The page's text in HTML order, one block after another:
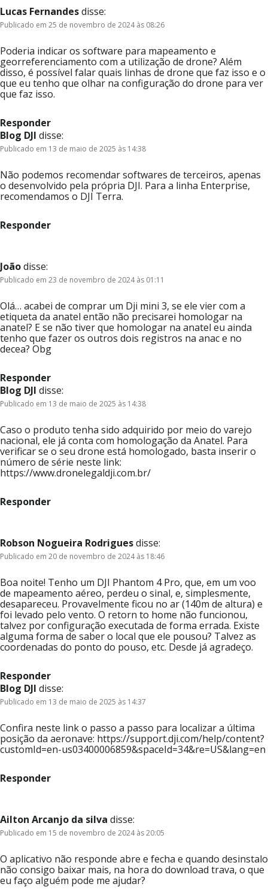
Lucas Fernandesdisse:
Publicado em 25 de novembro de 2024 às 08:26
Poderia indicar os software para mapeamento e
georreferenciamento com a utilização de drone? Além
disso, é possível falar quais linhas de drone que faz isso e o
que eu tenho que olhar na configuração do drone para ver
que faz isso.
Responder
Blog DJI disse:
Publicado em 13 de maio de 2025 às 14:38
Não podemos recomendar softwares de terceiros, apenas
o desenvolvido pela própria DJI. Para a linha Enterprise,
recomendamos o DJI Terra.
Responder
Joãodisse:
Publicado em 23 de novembro de 2024 às 01:11
Olá… acabei de comprar um Dji mini 3, se ele vier com a
etiqueta da anatel então não precisarei homologar na
anatel? E se não tiver que homologar na anatel eu ainda
tenho que fazer os outros dois registros na anac e no
decea? Obg
Responder
Blog DJI disse:
Publicado em 13 de maio de 2025 às 14:38
Caso o produto tenha sido adquirido por meio do varejo
nacional, ele já conta com homologação da Anatel. Para
verificar se o seu drone está homologado, basta inserir o
número de série neste link:
https://www.dronelegaldji.com.br/
Responder
Robson Nogueira Rodriguesdisse:
Publicado em 20 de novembro de 2024 às 18:46
Boa noite! Tenho um DJI Phantom 4 Pro, que, em um voo
de mapeamento aéreo, perdeu o sinal, e, simplesmente,
desapareceu. Provavelmente ficou no ar (140m de altura) e
foi levado pelo vento. O retorn to home não funcionou,
talvez por configuração executada de forma errada. Existe
alguma forma de saber o local que ele pousou? Talvez as
coordenadas do ponto do pouso, etc. Desde já agradeço.
Responder
Blog DJI disse:
Publicado em 13 de maio de 2025 às 14:37
Confira neste link o passo a passo para localizar a última
posição da aeronave: https://support.dji.com/help/content?
customId=en-us03400006859&spaceId=34&re=US&lang=en
Responder
Ailton Arcanjo da silva disse:
Publicado em 15 de novembro de 2024 às 20:05
O aplicativo não responde abre e fecha e quando desinstalo
não consigo baixar mais, na hora do download trava, o que
eu faço alguém pode me ajudar?